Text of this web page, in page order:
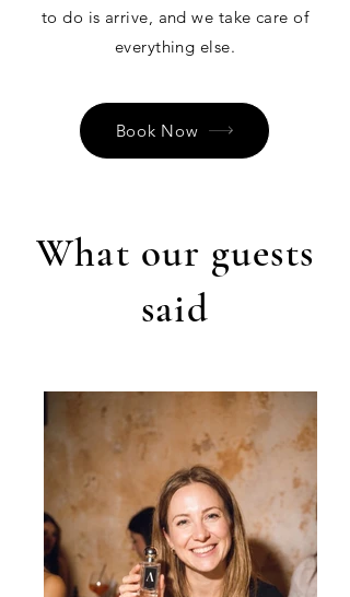
to do is arrive, and we take care of
everything else.
Book Now
What our guests
said